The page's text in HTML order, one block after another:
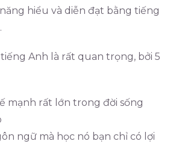
hiểu và diễn đạt bằng tiếng
Anh là rất quan trọng, bởi 5
mạnh rất lớn trong đời sống
ngữ mà học nó bạn chỉ có lợi